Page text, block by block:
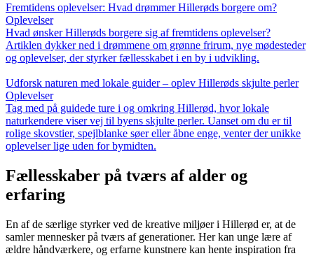
Fremtidens oplevelser: Hvad drømmer Hillerøds borgere om?
Oplevelser
Hvad ønsker Hillerøds borgere sig af fremtidens oplevelser?
Artiklen dykker ned i drømmene om grønne frirum, nye mødesteder
og oplevelser, der styrker fællesskabet i en by i udvikling.
Udforsk naturen med lokale guider – oplev Hillerøds skjulte perler
Oplevelser
Tag med på guidede ture i og omkring Hillerød, hvor lokale
naturkendere viser vej til byens skjulte perler. Uanset om du er til
rolige skovstier, spejlblanke søer eller åbne enge, venter der unikke
oplevelser lige uden for bymidten.
Fællesskaber på tværs af alder og
erfaring
En af de særlige styrker ved de kreative miljøer i Hillerød er, at de
samler mennesker på tværs af generationer. Her kan unge lære af
ældre håndværkere, og erfarne kunstnere kan hente inspiration fra